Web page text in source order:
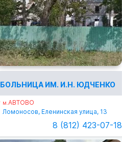
БОЛЬНИЦА ИМ. И.Н. ЮДЧЕНКО
м.АВТОВО
Ломоносов, Еленинская улица, 13
8 (812) 423-07-18